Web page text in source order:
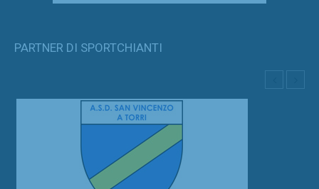
PARTNER DI SPORTCHIANTI